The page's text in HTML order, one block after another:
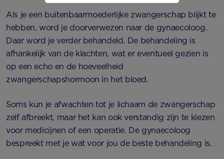
Als je een buitenbaarmoederlijke zwangerschap blijkt te
hebben, word je doorverwezen naar de gynaecoloog.
Daar word je verder behandeld. De behandeling is
afhankelijk van de klachten, wat er eventueel gezien is
op een echo en de hoeveelheid
zwangerschapshormoon in het bloed.
Soms kun je afwachten tot je lichaam de zwangerschap
zelf afbreekt, maar het kan ook verstandig zijn te kiezen
voor medicijnen of een operatie. De gynaecoloog
bespreekt met je wat voor jou de beste behandeling is.